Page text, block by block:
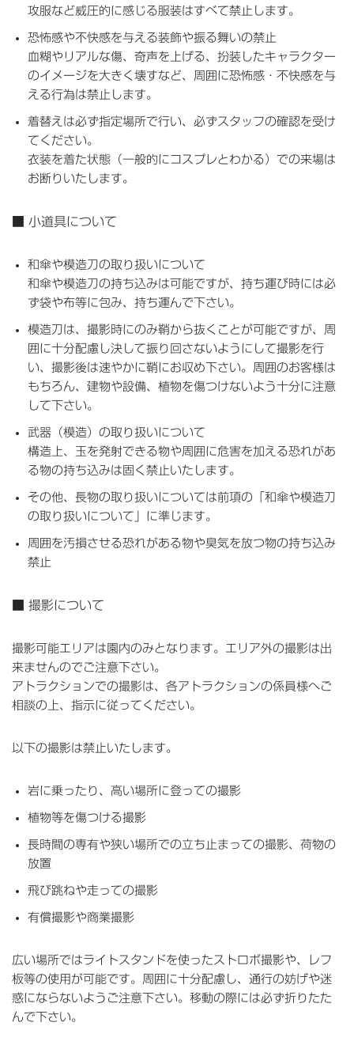
攻服など威圧的に感じる服装はすべて禁止します。
恐怖感や不快感を与える装飾や振る舞いの禁止
血糊やリアルな傷、奇声を上げる、扮装したキャラクター
のイメージを大きく壊すなど、周囲に恐怖感・不快感を与
える行為は禁止します。
着替えは必ず指定場所で行い、必ずスタッフの確認を受け
てください。
衣装を着た状態（一般的にコスプレとわかる）での来場は
お断りいたします。
■ 小道具について
和傘や模造刀の取り扱いについて
和傘や模造刀の持ち込みは可能ですが、持ち運び時には必
ず袋や布等に包み、持ち運んで下さい。
模造刀は、撮影時にのみ鞘から抜くことが可能ですが、周
囲に十分配慮し決して振り回さないようにして撮影を行
い、撮影後は速やかに鞘にお収め下さい。周囲のお客様は
もちろん、建物や設備、植物を傷つけないよう十分に注意
して下さい。
武器（模造）の取り扱いについて
構造上、玉を発射できる物や周囲に危害を加える恐れがあ
る物の持ち込みは固く禁止いたします。
その他、長物の取り扱いについては前項の「和傘や模造刀
の取り扱いについて」に準じます。
周囲を汚損させる恐れがある物や臭気を放つ物の持ち込み
禁止
■ 撮影について
撮影可能エリアは園内のみとなります。エリア外の撮影は出
来ませんのでご注意下さい。
アトラクションでの撮影は、各アトラクションの係員様へご
相談の上、指示に従ってください。
以下の撮影は禁止いたします。
岩に乗ったり、高い場所に登っての撮影
植物等を傷つける撮影
長時間の専有や狭い場所での立ち止まっての撮影、荷物の
放置
飛び跳ねや走っての撮影
有償撮影や商業撮影
広い場所ではライトスタンドを使ったストロボ撮影や、レフ
板等の使用が可能です。周囲に十分配慮し、通行の妨げや迷
惑にならないようご注意下さい。移動の際には必ず折りたた
んで下さい。